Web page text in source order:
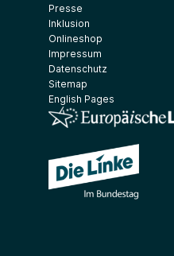
Presse
Inklusion
Onlineshop
Impressum
Datenschutz
Sitemap
English Pages